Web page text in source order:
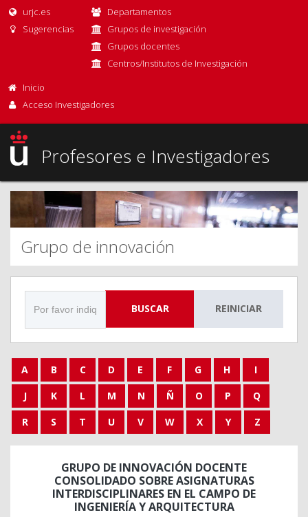
urjc.es
Sugerencias
Departamentos
Grupos de investigación
Grupos docentes
Centros/Institutos de Investigación
Inicio
Acceso Investigadores
Profesores e Investigadores
Grupo de innovación
BUSCAR REINICIAR
A B C D E F G H
I
J
K L M N Ñ O P
Q
R
S T U V W X Y Z
GRUPO DE INNOVACIÓN DOCENTE
CONSOLIDADO SOBRE ASIGNATURAS
INTERDISCIPLINARES EN EL CAMPO DE
INGENIERÍA Y ARQUITECTURA